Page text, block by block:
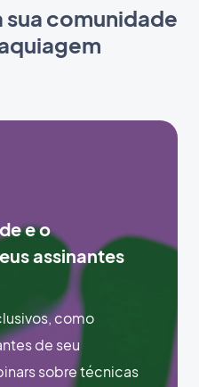
comunidade
e o
assinantes
como
de seu
sobre técnicas